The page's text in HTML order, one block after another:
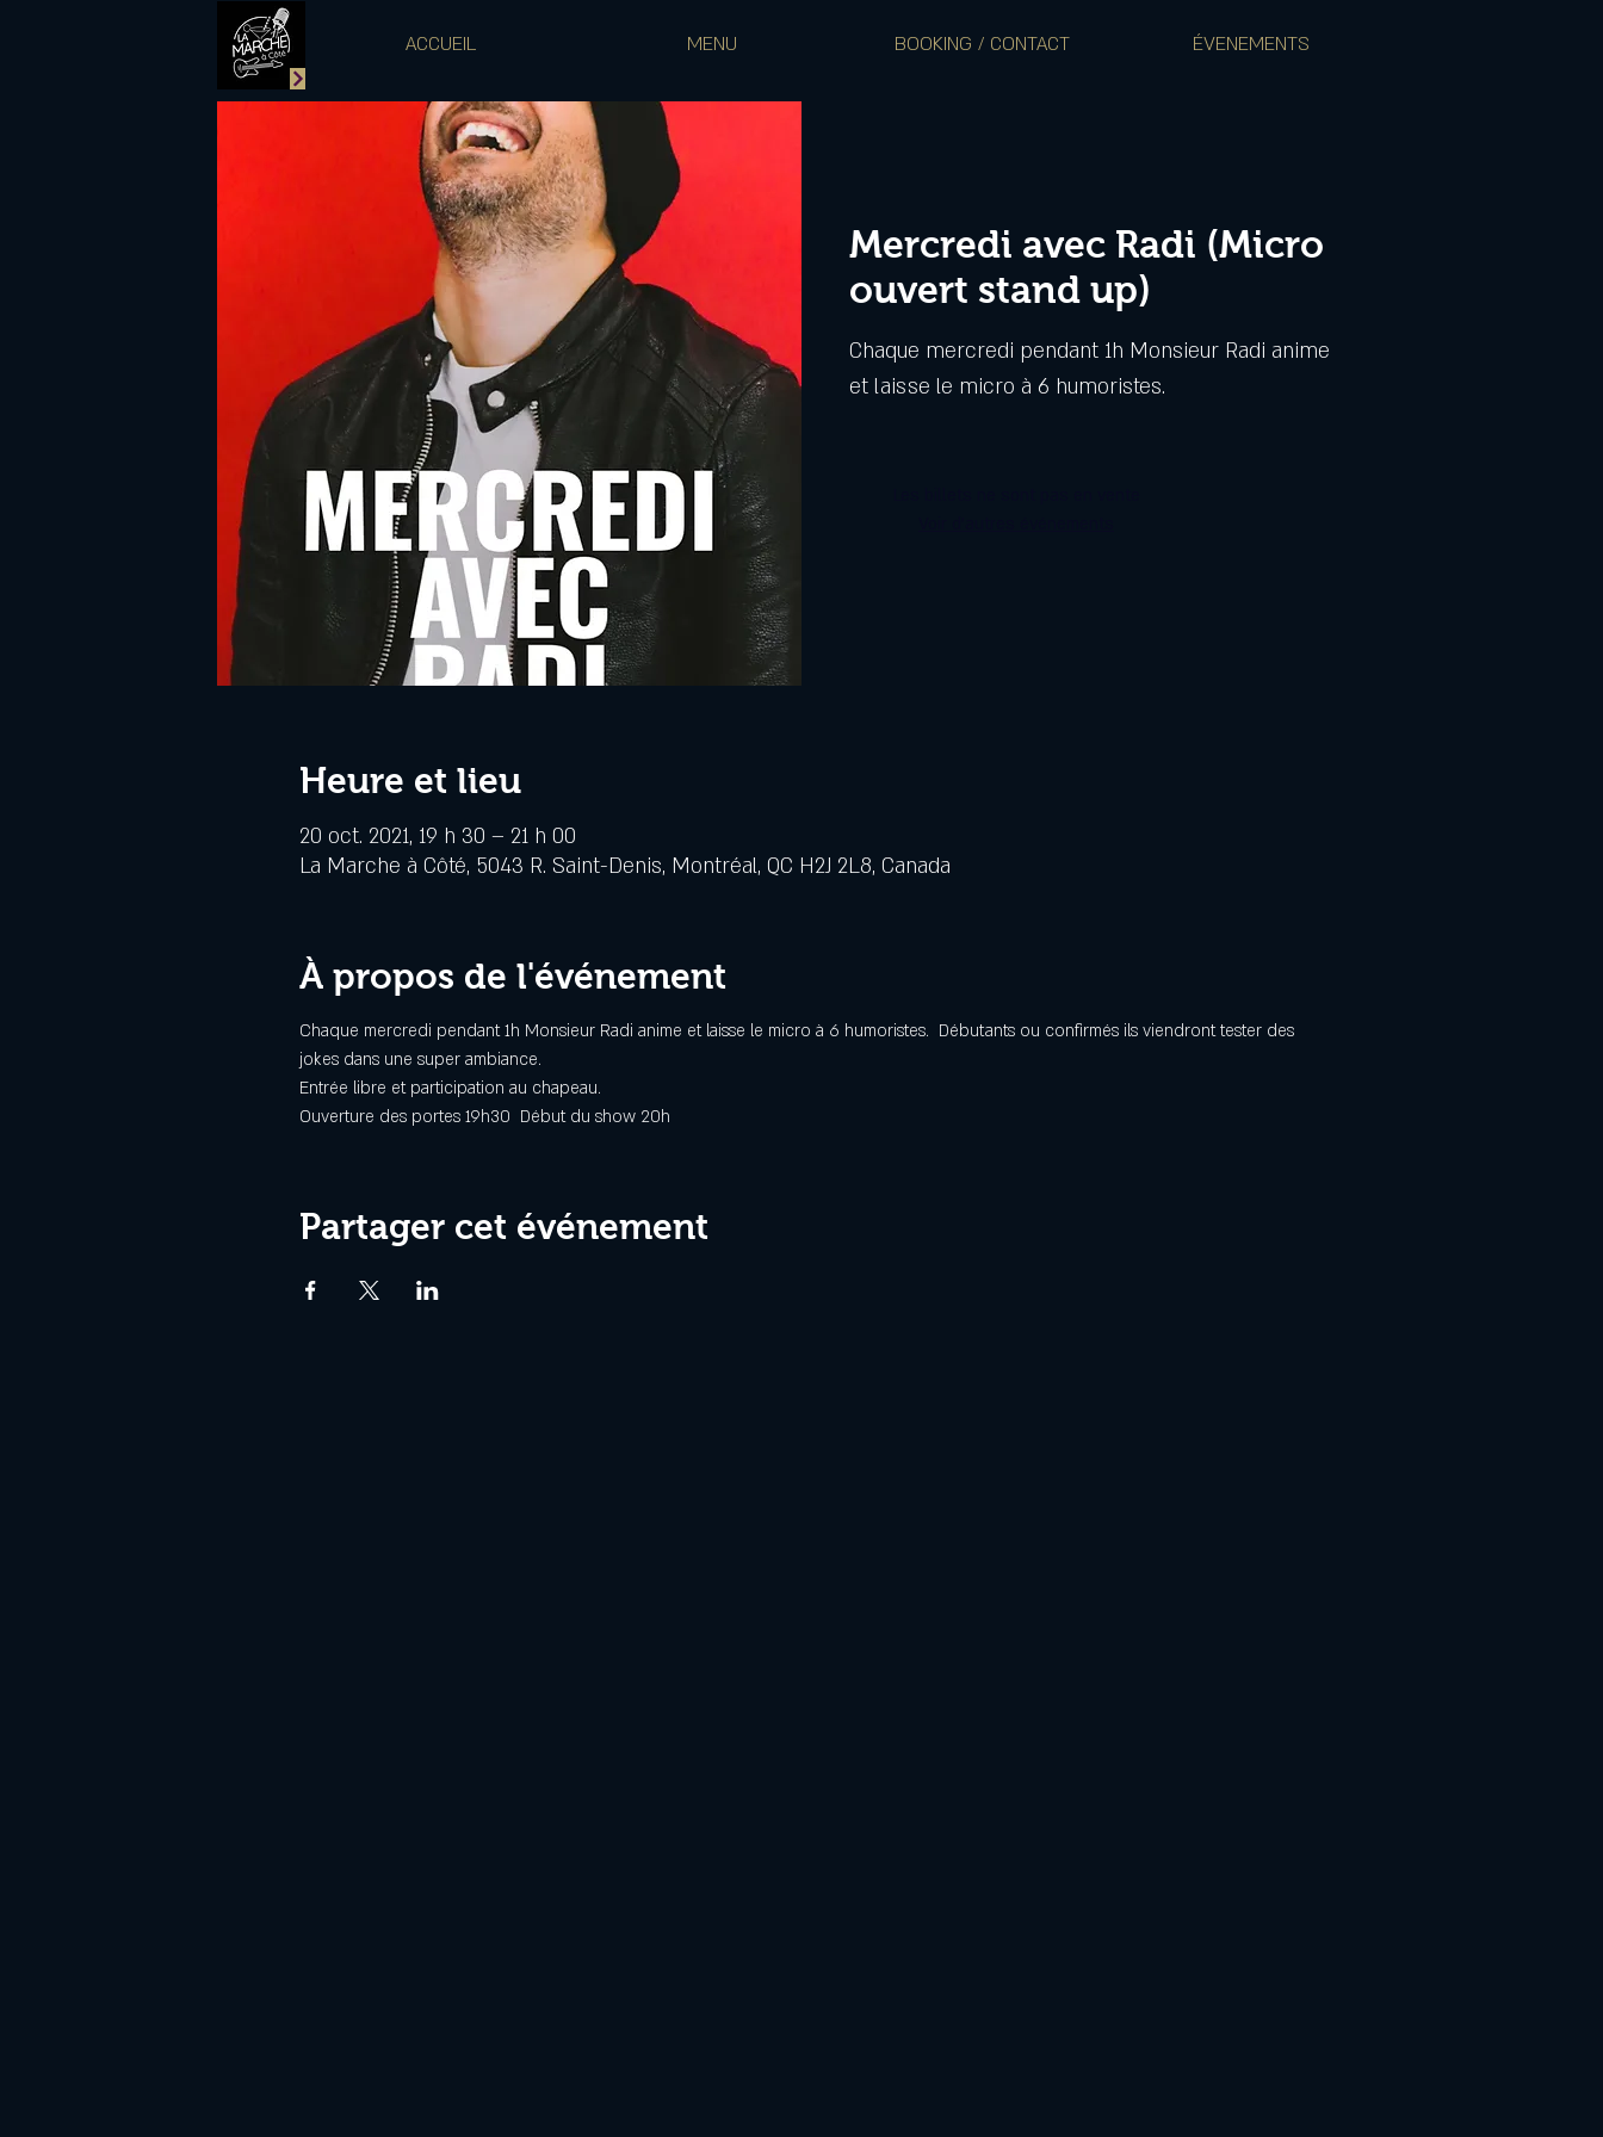
ACCUEIL MENU BOOKING / CONTACT ÉVENEMENTS
Mercredi avec Radi (Micro
ouvert stand up)
Chaque mercredi pendant 1h Monsieur Radi anime
et laisse le micro à 6 humoristes.
Heure et lieu
20 oct. 2021, 19 h 30 – 21 h 00
La Marche à Côté, 5043 R. Saint-Denis, Montréal, QC H2J 2L8, Canada
À propos de l'événement
Chaque mercredi pendant 1h Monsieur Radi anime et laisse le micro à 6 humoristes.  Débutants ou confirmés ils viendront tester des
jokes dans une super ambiance.
Entrée libre et participation au chapeau.
Ouverture des portes 19h30  Début du show 20h
Partager cet événement